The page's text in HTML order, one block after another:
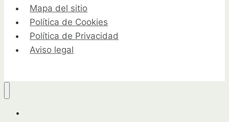
Mapa del sitio
Política de Cookies
Política de Privacidad
Aviso legal